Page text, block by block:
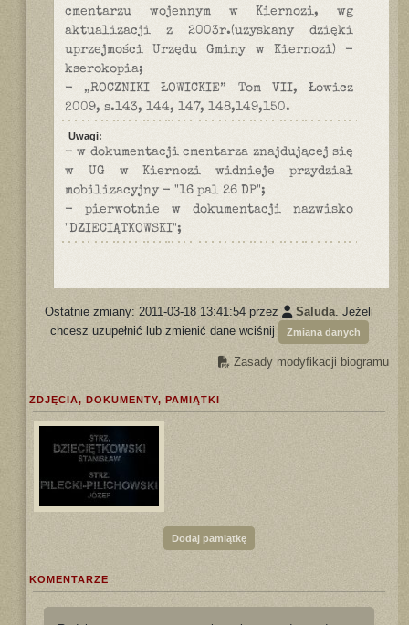
cmentarzu wojennym w Kiernozi, wg
aktualizacji z 2003r.(uzyskany dzięki
uprzejmości Urzędu Gminy w Kiernozi) -
kserokopia;
- „ROCZNIKI ŁOWICKIE” Tom VII, Łowicz
2009, s.143, 144, 147, 148,149,150.
Uwagi:
- w dokumentacji cmentarza znajdującej się
w UG w Kiernozi widnieje przydział
mobilizacyjny - "16 pal 26 DP";
- pierwotnie w dokumentacji nazwisko
"DZIECIĄTKOWSKI";
Ostatnie zmiany: 2011-03-18 13:41:54 przez Saluda. Jeżeli
chcesz uzupełnić lub zmienić dane wciśnij
Zmiana danych
Zasady modyfikacji biogramu
ZDJĘCIA, DOKUMENTY, PAMIĄTKI
Dodaj pamiątkę
KOMENTARZE